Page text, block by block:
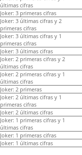
últimas cifras
Joker: 3 primeras cifras
Joker: 3 últimas cifras y 2
primeras cifras
Joker: 3 últimas cifras y 1
primeras cifras
Joker: 3 últimas cifras
Joker: 2 primeras cifras y 2
últimas cifras
Joker: 2 primeras cifras y 1
últimas cifras
Joker: 2 primeras
Joker: 2 últimas cifras y 1
primeras cifras
Joker: 2 últimas cifras
Joker: 1 primeras cifras y 1
últimas cifras
Joker: 1 primeras cifras
Joker: 1 últimas cifras